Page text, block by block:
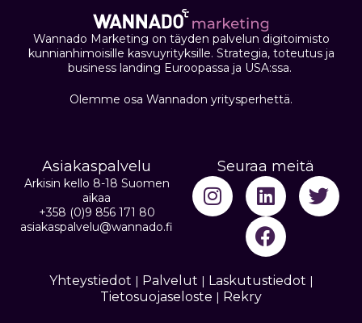
Wannado Marketing on täyden palvelun digitoimisto
kunnianhimoisille kasvuyrityksille. Strategia, toteutus ja
business landing Euroopassa ja USA:ssa.
Olemme osa Wannadon yritysperhettä.
Asiakaspalvelu
Arkisin kello 8-18 Suomen
aikaa
+358 (0)9 856 171 80
asiakaspalvelu@wannado.fi
Seuraa meitä
Yhteystiedot | Palvelut | Laskutustiedot |
Tietosuojaseloste | Rekry